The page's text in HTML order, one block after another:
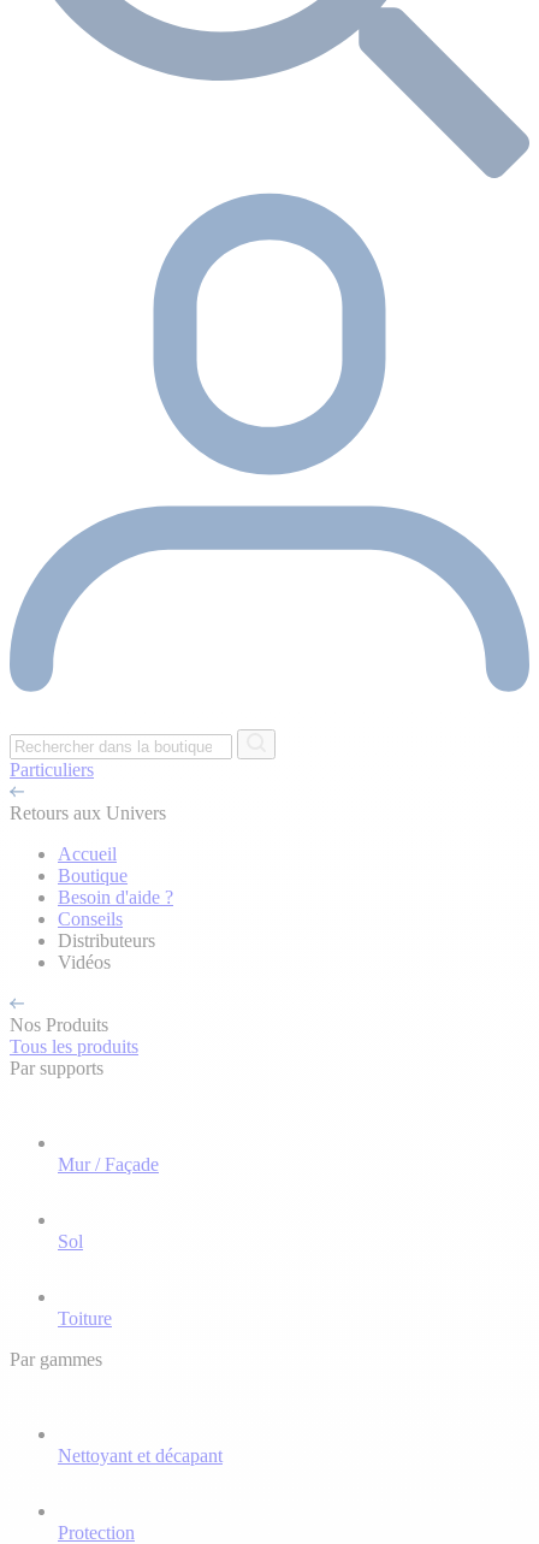
Particuliers
Retours aux Univers
Accueil
Boutique
Besoin d'aide ?
Conseils
Distributeurs
Vidéos
Nos Produits
Tous les produits
Par supports
Mur / Façade
Sol
Toiture
Par gammes
Nettoyant et décapant
Protection